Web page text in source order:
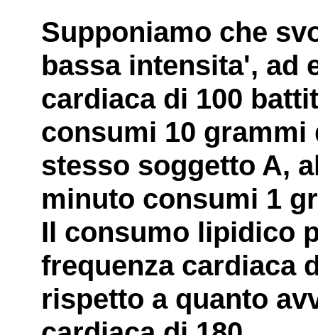
Supponiamo che
bassa intensita', ad
cardiaca di 100
consumi 10
stesso soggetto A,
minuto consumi 1
Il consumo lipidico
frequenza cardiaca
rispetto a quanto